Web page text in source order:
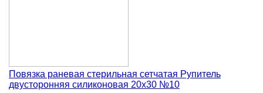
Повязка раневая стерильная сетчатая Рупитель
двусторонняя силиконовая 20х30 №10